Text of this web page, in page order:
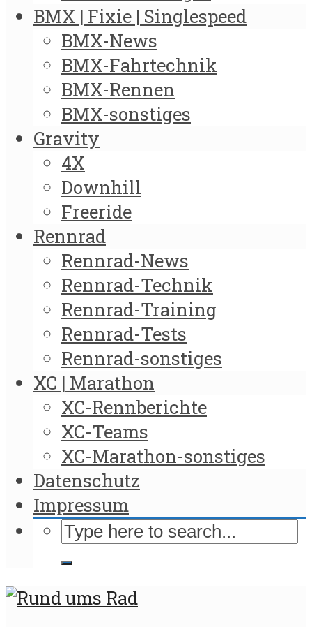
BMX | Fixie | Singlespeed
BMX-News
BMX-Fahrtechnik
BMX-Rennen
BMX-sonstiges
Gravity
4X
Downhill
Freeride
Rennrad
Rennrad-News
Rennrad-Technik
Rennrad-Training
Rennrad-Tests
Rennrad-sonstiges
XC | Marathon
XC-Rennberichte
XC-Teams
XC-Marathon-sonstiges
Datenschutz
Impressum